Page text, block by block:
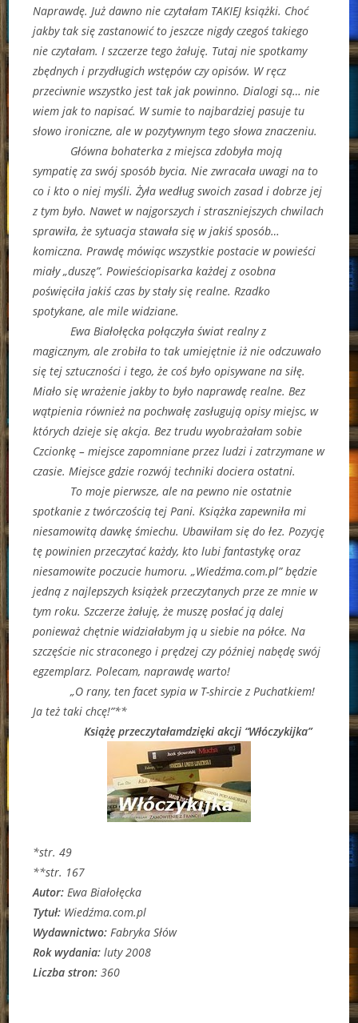
Naprawdę. Już dawno nie czytałam TAKIEJ książki. Choć
jakby tak się zastanowić to jeszcze nigdy czegoś takiego
nie czytałam. I szczerze tego żałuję. Tutaj nie spotkamy
zbędnych i przydługich wstępów czy opisów. W ręcz
przeciwnie wszystko jest tak jak powinno. Dialogi są… nie
wiem jak to napisać. W sumie to najbardziej pasuje tu
słowo ironiczne, ale w pozytywnym tego słowa znaczeniu.
Główna bohaterka z miejsca zdobyła moją
sympatię za swój sposób bycia. Nie zwracała uwagi na to
co i kto o niej myśli. Żyła według swoich zasad i dobrze jej
z tym było. Nawet w najgorszych i straszniejszych chwilach
sprawiła, że sytuacja stawała się w jakiś sposób…
komiczna. Prawdę mówiąc wszystkie postacie w powieści
miały „duszę”. Powieściopisarka każdej z osobna
poświęciła jakiś czas by stały się realne. Rzadko
spotykane, ale mile widziane.
Ewa Białołęcka połączyła świat realny z
magicznym, ale zrobiła to tak umiejętnie iż nie odczuwało
się tej sztuczności i tego, że coś było opisywane na siłę.
Miało się wrażenie jakby to było naprawdę realne. Bez
wątpienia również na pochwałę zasługują opisy miejsc, w
których dzieje się akcja. Bez trudu wyobrażałam sobie
Czcionkę – miejsce zapomniane przez ludzi i zatrzymane w
czasie. Miejsce gdzie rozwój techniki dociera ostatni.
To moje pierwsze, ale na pewno nie ostatnie
spotkanie z twórczością tej Pani. Książka zapewniła mi
niesamowitą dawkę śmiechu. Ubawiłam się do łez. Pozycję
tę powinien przeczytać każdy, kto lubi fantastykę oraz
niesamowite poczucie humoru. „Wiedźma.com.pl” będzie
jedną z najlepszych książek przeczytanych prze ze mnie w
tym roku. Szczerze żałuję, że muszę posłać ją dalej
ponieważ chętnie widziałabym ją u siebie na półce. Na
szczęście nic straconego i prędzej czy później nabędę swój
egzemplarz. Polecam, naprawdę warto!
„O rany, ten facet sypia w T-shircie z Puchatkiem!
Ja też taki chcę!”**
Książę przeczytałamdzięki akcji “Włóczykijka”
*str. 49
**str. 167
Autor: Ewa Białołęcka
Tytuł: Wiedźma.com.pl
Wydawnictwo: Fabryka Słów
Rok wydania:luty 2008
Liczba stron:360